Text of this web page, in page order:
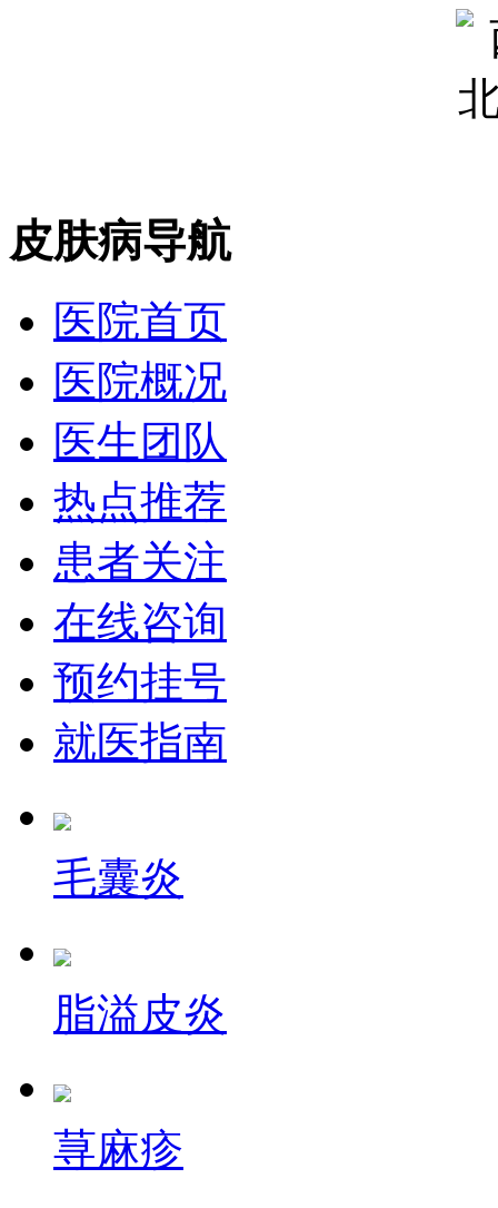
皮肤病导航
医院首页
医院概况
医生团队
热点推荐
患者关注
在线咨询
预约挂号
就医指南
毛囊炎
脂溢皮炎
荨麻疹